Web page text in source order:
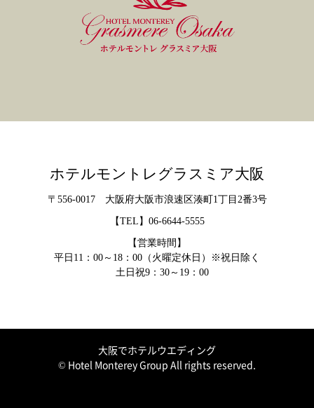
ホテルモントレグラスミア大阪
〒556-0017 大阪府大阪市浪速区湊町1丁目2番3号
【TEL】 06-6644-5555
【営業時間】
平日11：00～18：00（火曜定休日）※祝日除く
土日祝9：30～19：00
大阪でホテルウエディング
© Hotel Monterey Group All rights reserved.